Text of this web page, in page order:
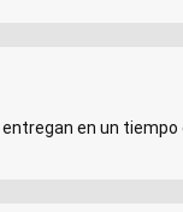
en un tiempo